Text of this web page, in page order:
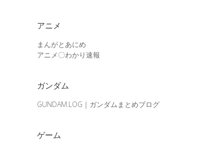
アニメ
まんがとあにめ
アニメ〇わかり速報
ガンダム
GUNDAM.LOG｜ガンダムまとめブログ
ゲーム